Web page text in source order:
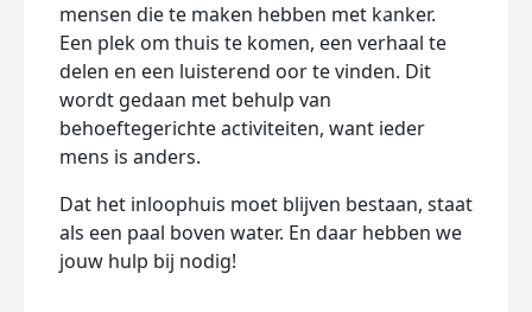
mensen die te maken hebben met kanker.
Een plek om thuis te komen, een verhaal te
delen en een luisterend oor te vinden. Dit
wordt gedaan met behulp van
behoeftegerichte activiteiten, want ieder
mens is anders.
Dat het inloophuis moet blijven bestaan, staat
als een paal boven water. En daar hebben we
jouw hulp bij nodig!